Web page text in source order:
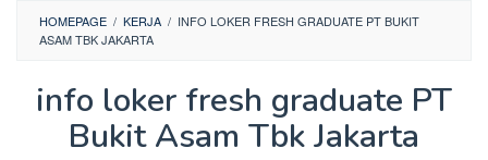
HOMEPAGE / KERJA / INFO LOKER FRESH GRADUATE PT BUKIT
ASAM TBK JAKARTA
info loker fresh graduate PT
Bukit Asam Tbk Jakarta